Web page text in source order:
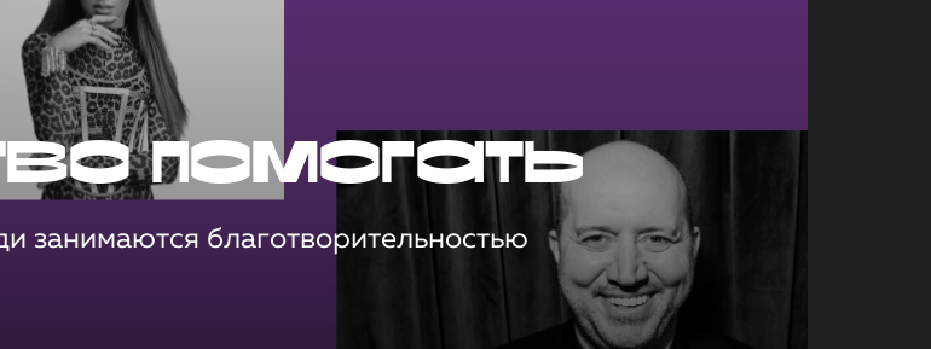
помогать
занимаются благотворительностью